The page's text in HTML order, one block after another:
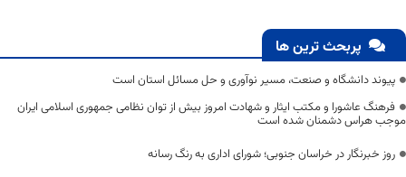
پربحث ترین ها
پیوند دانشگاه و صنعت، مسیر نوآوری و حل مسائل استان است
فرهنگ عاشورا و مکتب ایثار و شهادت امروز بیش از توان نظامی جمهوری اسلامی ایران
موجب هراس دشمنان شده است
روز خبرنگار در خراسان جنوبی؛ شورای اداری به رنگ رسانه